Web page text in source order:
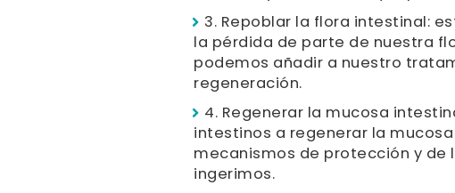
3. Repoblar la flora intestinal:
la pérdida de parte de nuestra
podemos añadir a nuestro
regeneración.
4. Regenerar la mucosa
intestinos a regenerar la
mecanismos de protección y de
ingerimos.